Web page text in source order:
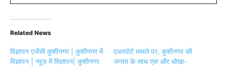
Related News
विज्ञापन एजेंसी कुशीनगर | कुशीनगर में
विज्ञापन | न्यूज़ में विज्ञापन| कुशीनगर
एअरपोर्ट मामले पर, कुशीनगर की
जनता के साथ एक और धोखा-